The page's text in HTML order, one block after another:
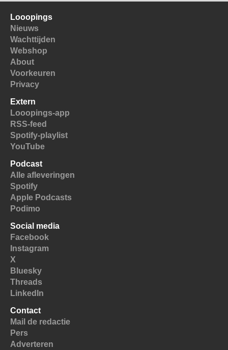
Looopings
Nieuws
Wachttijden
Webshop
About
Voorkeuren
Privacy
Extern
Looopings-app
RSS-feed
Spotify-playlist
YouTube
Podcast
Alle afleveringen
Spotify
Apple Podcasts
Podimo
Social media
Facebook
Instagram
X
Bluesky
Threads
LinkedIn
Contact
Mail de redactie
Pers
Adverteren